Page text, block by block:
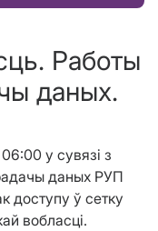
Работы
даных.
у сувязі з
даных РУП
доступу ў сетку
вобласцi.